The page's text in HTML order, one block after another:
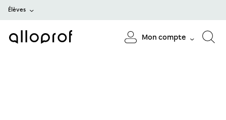
Élèves
Mon compte